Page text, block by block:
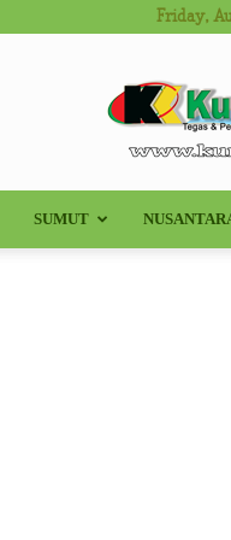
Friday,
SUMUT